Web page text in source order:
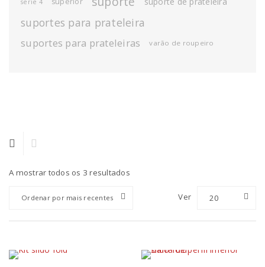
serie 4
suportes para prateleira
suportes para prateleiras varão de roupeiro
A mostrar todos os 3 resultados
Ordenar por mais recentes Ver 20